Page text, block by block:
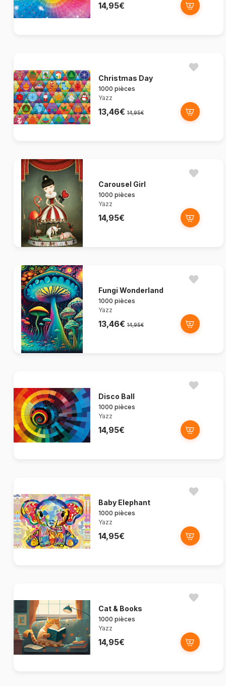
14,95€
Christmas Day
1000 pièces
Yazz
13,46€ 14,95€
Carousel Girl
1000 pièces
Yazz
14,95€
Fungi Wonderland
1000 pièces
Yazz
13,46€ 14,95€
Disco Ball
1000 pièces
Yazz
14,95€
Baby Elephant
1000 pièces
Yazz
14,95€
Cat & Books
1000 pièces
Yazz
14,95€